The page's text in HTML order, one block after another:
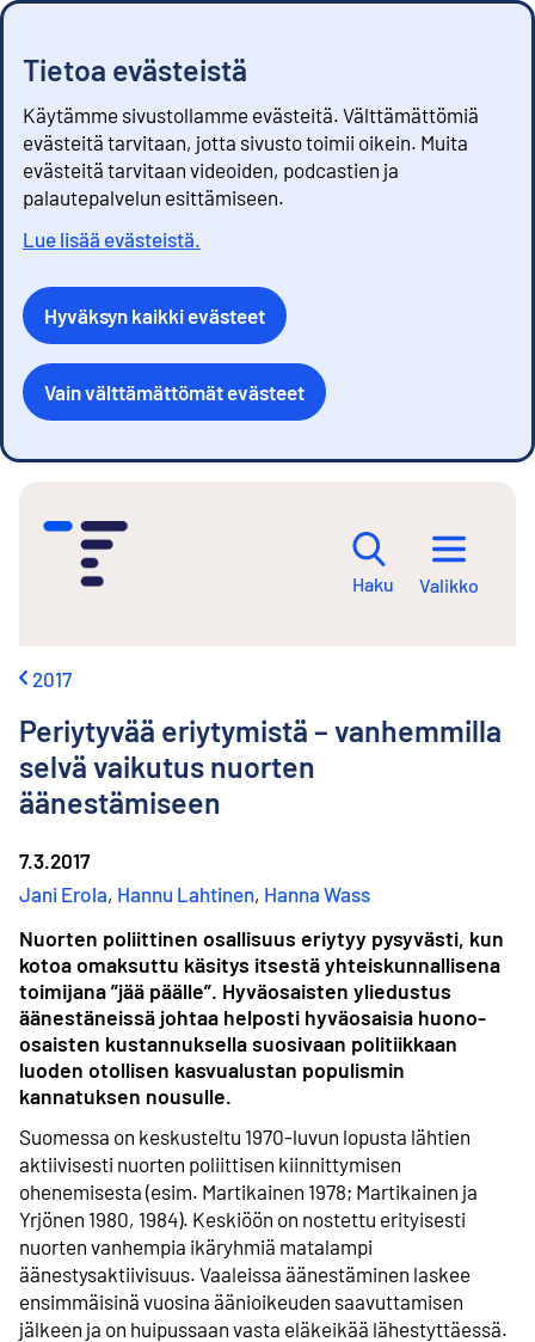
Tietoa evästeistä
Käytämme sivustollamme evästeitä. Välttämättömiä
evästeitä tarvitaan, jotta sivusto toimii oikein. Muita
evästeitä tarvitaan videoiden, podcastien ja
palautepalvelun esittämiseen.
Lue lisää evästeistä.
Hyväksyn kaikki evästeet
Vain välttämättömät evästeet
Haku Valikko
2017
Periytyvää eriytymistä – vanhemmilla
selvä vaikutus nuorten
äänestämiseen
7.3.2017
Jani Erola, Hannu Lahtinen, Hanna Wass
Nuorten poliittinen osallisuus eriytyy pysyvästi, kun
kotoa omaksuttu käsitys itsestä yhteiskunnallisena
toimijana ”jää päälle”. Hyväosaisten yliedustus
äänestäneissä johtaa helposti hyväosaisia huono-
osaisten kustannuksella suosivaan politiikkaan
luoden otollisen kasvualustan populismin
kannatuksen nousulle.
Suomessa on keskusteltu 1970-luvun lopusta lähtien
aktiivisesti nuorten poliittisen kiinnittymisen
ohenemisesta (esim. Martikainen 1978; Martikainen ja
Yrjönen 1980, 1984). Keskiöön on nostettu erityisesti
nuorten vanhempia ikäryhmiä matalampi
äänestysaktiivisuus. Vaaleissa äänestäminen laskee
ensimmäisinä vuosina äänioikeuden saavuttamisen
jälkeen ja on huipussaan vasta eläkeikää lähestyttäessä.